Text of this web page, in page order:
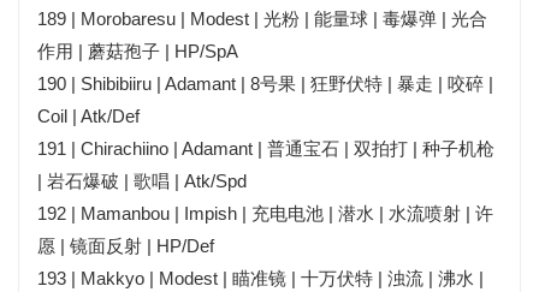
189 | Morobaresu | Modest | 光粉 | 能量球 | 毒爆弹 | 光合
作用 | 蘑菇孢子 | HP/SpA
190 | Shibibiiru | Adamant | 8号果 | 狂野伏特 | 暴走 | 咬碎 |
Coil | Atk/Def
191 | Chirachiino | Adamant | 普通宝石 | 双拍打 | 种子机枪
| 岩石爆破 | 歌唱 | Atk/Spd
192 | Mamanbou | Impish | 充电电池 | 潜水 | 水流喷射 | 许
愿 | 镜面反射 | HP/Def
193 | Makkyo | Modest | 瞄准镜 | 十万伏特 | 浊流 | 沸水 |